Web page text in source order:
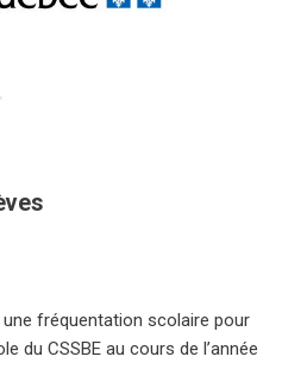
fréquentation scolaire pour
du CSSBE au cours de l’année